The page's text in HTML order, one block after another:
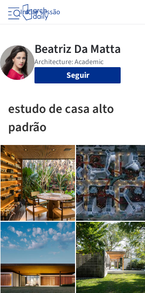
Iniciar sessão
Seguir
estudo de casa alto
padrão